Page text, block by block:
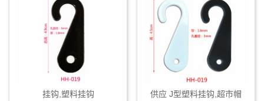
挂钩,塑料挂钩
供应 J型塑料挂钩,超市帽